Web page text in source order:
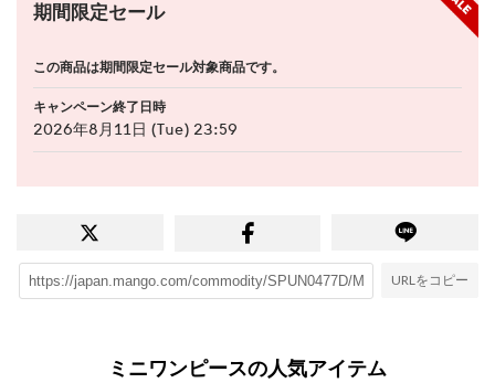
期間限定セール
この商品は期間限定セール対象商品です。
キャンペーン終了日時
2026年8月11日 (Tue) 23:59
URLをコピー
ミニワンピースの人気アイテム